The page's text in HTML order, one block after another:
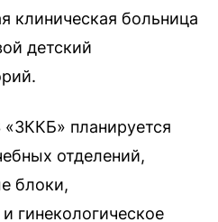
клиническая больница
детский
планируется
отделений,
блоки,
гинекологическое